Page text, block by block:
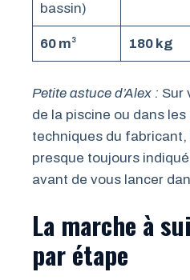
bassin)
60 m³ 180 kg
Petite astuce d’Alex : Sur
de la piscine ou dans
techniques du fabricant,
presque toujours
avant de vous lancer
La marche à
par étape